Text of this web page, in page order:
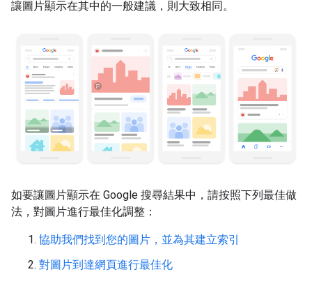
讓圖片顯示在其中的一般建議，則大致相同。
如要讓圖片顯示在 Google 搜尋結果中，請按照下列最佳做
法，對圖片進行最佳化調整：
協助我們找到您的圖片，並為其建立索引
對圖片到達網頁進行最佳化